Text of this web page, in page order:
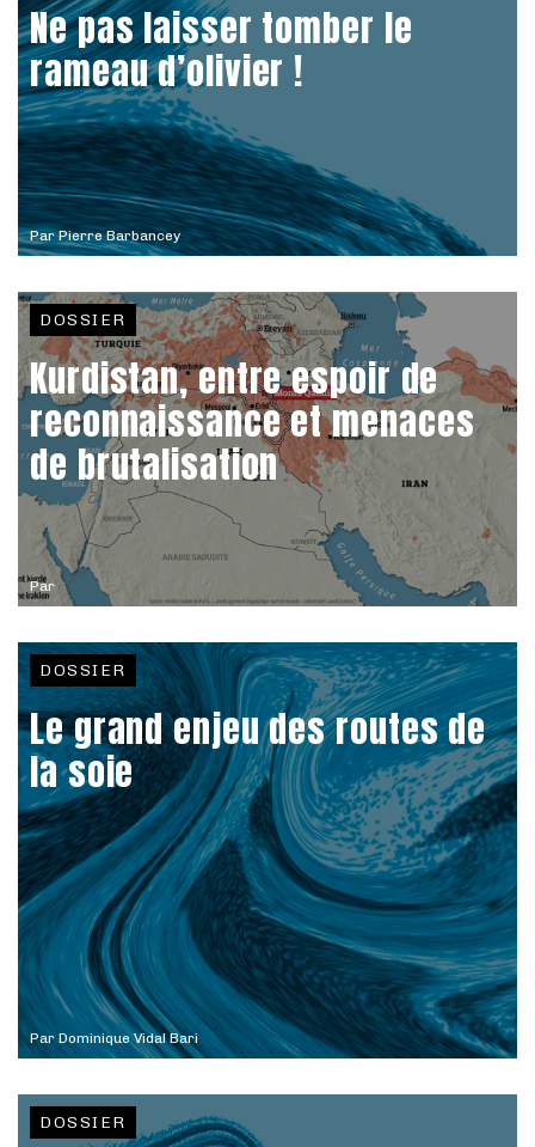
ParPierre Barbancey
Ne pas laisser tomber le
rameau d’olivier !
Par
DOSSIER
Kurdistan, entre espoir de
reconnaissance et menaces
de brutalisation
Par Dominique Vidal Bari
DOSSIER
Le grand enjeu des routes de
la soie
DOSSIER